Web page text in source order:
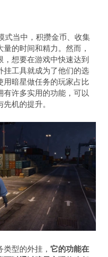
式当中，积攒金币、收集
的时间和精力。然而，
，想要在游戏中快速达到
挂工具就成为了他们的选
用暗星做任务的玩家占比
许多实用的功能，可以
机的提升。
型的外挂， 它的功能在